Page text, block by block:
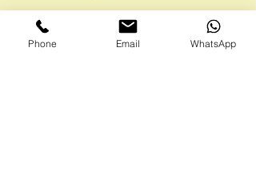
Programa Fidelidade
Phone Email WhatsApp